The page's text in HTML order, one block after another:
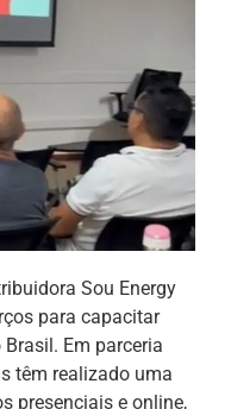
Sou Energy
para capacitar
Em parceria
têm realizado uma
presenciais e online,